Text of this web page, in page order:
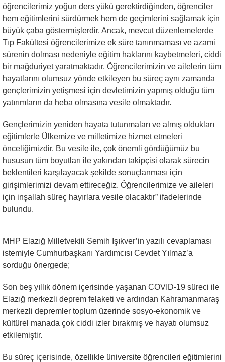
öğrencilerimiz yoğun ders yükü gerektirdiğinden, öğrenciler
hem eğitimlerini sürdürmek hem de geçimlerini sağlamak için
büyük çaba göstermişlerdir. Ancak, mevcut düzenlemelerde
Tıp Fakültesi öğrencilerimize ek süre tanınmaması ve azami
sürenin dolması nedeniyle eğitim haklarını kaybetmeleri, ciddi
bir mağduriyet yaratmaktadır. Öğrencilerimizin ve ailelerin tüm
hayatlarını olumsuz yönde etkileyen bu süreç aynı zamanda
gençlerimizin yetişmesi için devletimizin yapmış olduğu tüm
yatırımların da heba olmasına vesile olmaktadır.
Gençlerimizin yeniden hayata tutunmaları ve almış oldukları
eğitimlerle Ülkemize ve milletimize hizmet etmeleri
önceliğimizdir. Bu vesile ile, çok önemli gördüğümüz bu
hususun tüm boyutları ile yakından takipçisi olarak sürecin
beklentileri karşılayacak şekilde sonuçlanması için
girişimlerimizi devam ettireceğiz. Öğrencilerimize ve aileleri
için inşallah süreç hayırlara vesile olacaktır” ifadelerinde
bulundu.
MHP Elazığ Milletvekili Semih Işıkver’in yazılı cevaplaması
istemiyle Cumhurbaşkanı Yardımcısı Cevdet Yılmaz’a
sorduğu önergede;
Son beş yıllık dönem içerisinde yaşanan COVID-19 süreci ile
Elazığ merkezli deprem felaketi ve ardından Kahramanmaraş
merkezli depremler toplum üzerinde sosyo-ekonomik ve
kültürel manada çok ciddi izler bırakmış ve hayatı olumsuz
etkilemiştir.
Bu süreç içerisinde, özellikle üniversite öğrencileri eğitimlerini